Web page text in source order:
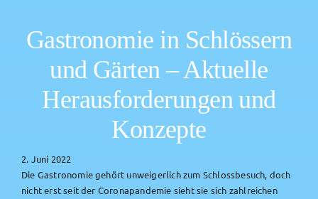
Gastronomie in Schlössern
und Gärten – Aktuelle
Herausforderungen und
Konzepte
2. Juni 2022
Die Gastronomie gehört unweigerlich zum Schlossbesuch, doch
nicht erst seit der Coronapandemie sieht sie sich zahlreichen